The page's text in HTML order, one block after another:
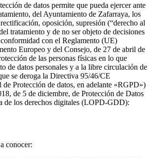
de datos permite que pueda ejercer ante
del Ayuntamiento de Zafarraya, los
oposición, supresión (“derecho al
tratamiento y de no ser objeto de decisiones
con el Reglamento (UE)
Europeo y del Consejo, de 27 de abril de
de las personas físicas en lo que
de datos personales y a la libre circulación de
se deroga la Directiva 95/46/CE
de Protección de datos, en adelante «RGPD»)
de 5 de diciembre, de Protección de Datos
de los derechos digitales (LOPD-GDD):
conocer: